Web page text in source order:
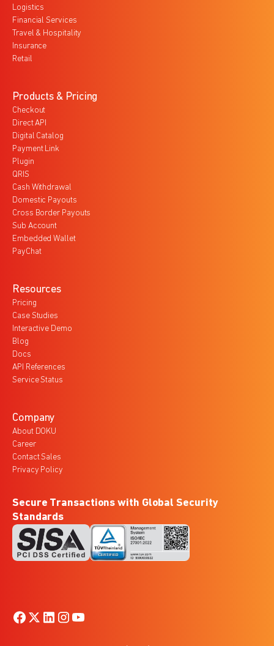
Logistics
Financial Services
Travel & Hospitality
Insurance
Retail
Products & Pricing
Checkout
Direct API
Digital Catalog
Payment Link
Plugin
QRIS
Cash Withdrawal
Domestic Payouts
Cross Border Payouts
Sub Account
Embedded Wallet
PayChat
Resources
Pricing
Case Studies
Interactive Demo
Blog
Docs
API References
Service Status
Company
About DOKU
Career
Contact Sales
Privacy Policy
Secure Transactions with Global Security
Standards